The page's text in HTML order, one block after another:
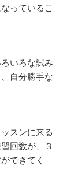
っているこ
いろな試み
自分勝手な
スンに来る
回数が、３
できてく